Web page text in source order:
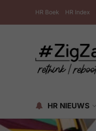
HR Boek HR Index
HR NIEUWS